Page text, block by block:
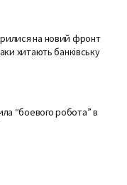
на новий фронт
хитають банківську
“боевого робота” в